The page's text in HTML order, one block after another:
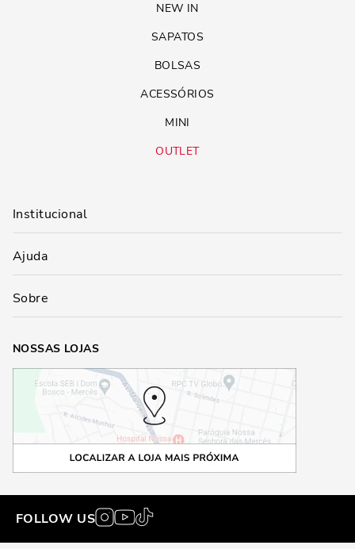
NEW IN
SAPATOS
BOLSAS
ACESSÓRIOS
MINI
OUTLET
Institucional
Ajuda
Sobre
NOSSAS LOJAS
FOLLOW US